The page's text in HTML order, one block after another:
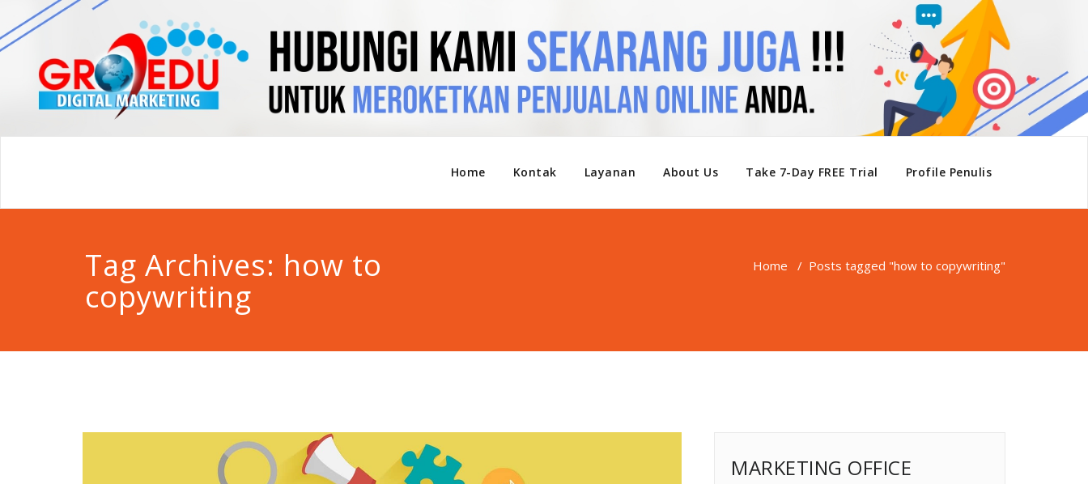
Home Kontak Layanan About Us Take 7-Day FREE Trial Profile Penulis
Tag Archives: how to
copywriting
Home / Posts tagged "how to copywriting"
MARKETING OFFICE